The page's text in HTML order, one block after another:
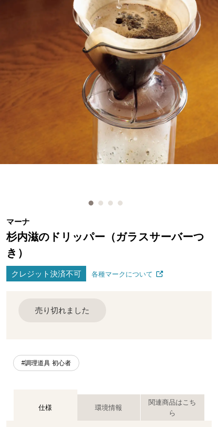
マーナ
杉内滋のドリッパー（ガラスサーバーつ
き）
クレジット決済不可 各種マークについて
売り切れました
#調理道具 初心者
仕様 環境情報
関連商品はこち
ら